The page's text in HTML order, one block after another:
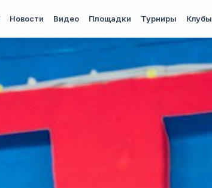
Новости Видео Площадки Турниры Клубы